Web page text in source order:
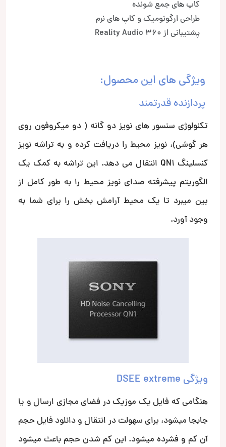
کاپ های جمع شونده
طراحی ارگونومیک و کاپ های نرم
پشتیبانی از 360 Reality Audio
ویژگی های این محصول:
پردازنده قدرتمند
تکنولوژی سنسور های نویز دو گانه ( دو میکروفون روی
هر گوشی)، نویز محیط را دریافت کرده و به تراشه نویز
کنسلینگ QN1 انتقال می دهد. این تراشه به کمک یک
الگوریتم پیشرفته صدای نویز محیط را به طور کامل از
بین میبرد تا یک محیط آرامش بخش را برای شما به
وجود آورد.
ویژگی DSEE extreme
هنگامی که فایل یک موزیک در فضای مجازی ارسال و یا
جابجا میشود، برای سهولت در انتقال و دانلود فایل حجم
آن کم و فشرده میشود. این کم شدن حجم باعث میشود